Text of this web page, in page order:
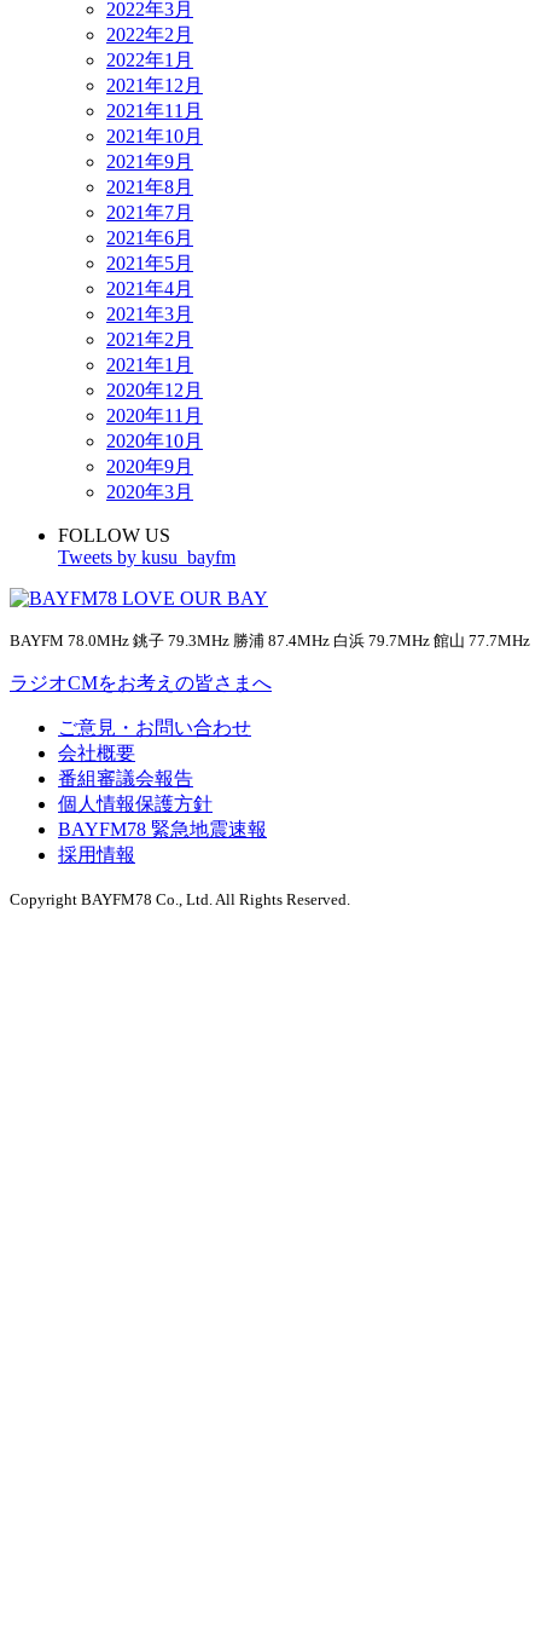
2022年3月
2022年2月
2022年1月
2021年12月
2021年11月
2021年10月
2021年9月
2021年8月
2021年7月
2021年6月
2021年5月
2021年4月
2021年3月
2021年2月
2021年1月
2020年12月
2020年11月
2020年10月
2020年9月
2020年3月
FOLLOW US
Tweets by kusu_bayfm
BAYFM 78.0MHz 銚子 79.3MHz 勝浦 87.4MHz 白浜 79.7MHz 館山 77.7MHz
ラジオCMをお考えの皆さまへ
ご意見・お問い合わせ
会社概要
番組審議会報告
個人情報保護方針
BAYFM78 緊急地震速報
採用情報
Copyright BAYFM78 Co., Ltd. All Rights Reserved.